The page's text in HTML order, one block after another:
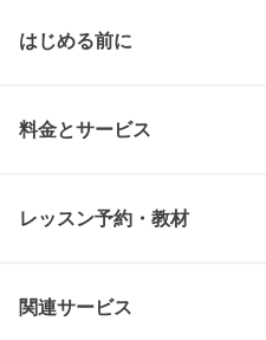
はじめる前に
料金とサービス
レッスン予約・教材
関連サービス